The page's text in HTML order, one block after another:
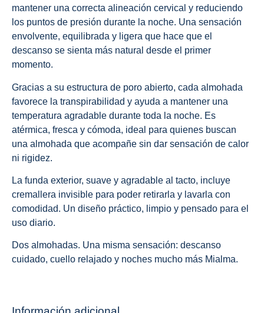
mantener una correcta alineación cervical y reduciendo
los puntos de presión durante la noche. Una sensación
envolvente, equilibrada y ligera que hace que el
descanso se sienta más natural desde el primer
momento.
Gracias a su estructura de poro abierto, cada almohada
favorece la transpirabilidad y ayuda a mantener una
temperatura agradable durante toda la noche. Es
atérmica, fresca y cómoda, ideal para quienes buscan
una almohada que acompañe sin dar sensación de calor
ni rigidez.
La funda exterior, suave y agradable al tacto, incluye
cremallera invisible para poder retirarla y lavarla con
comodidad. Un diseño práctico, limpio y pensado para el
uso diario.
Dos almohadas. Una misma sensación: descanso
cuidado, cuello relajado y noches mucho más Mialma.